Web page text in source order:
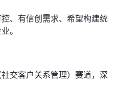
、有信创需求、希望构建统
。
交客户关系管理）赛道，深